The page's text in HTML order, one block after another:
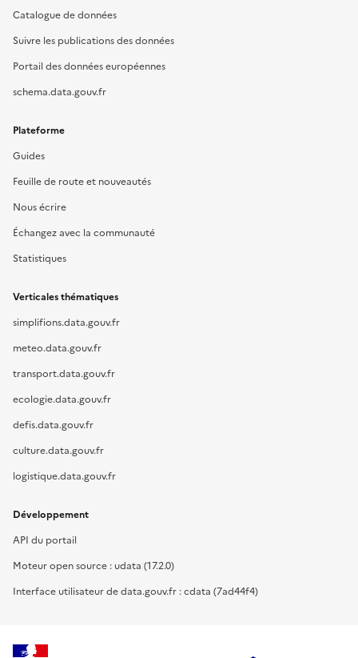
Catalogue de données
Suivre les publications des données
Portail des données européennes
schema.data.gouv.fr
Plateforme
Guides
Feuille de route et nouveautés
Nous écrire
Échangez avec la communauté
Statistiques
Verticales thématiques
simplifions.data.gouv.fr
meteo.data.gouv.fr
transport.data.gouv.fr
ecologie.data.gouv.fr
defis.data.gouv.fr
culture.data.gouv.fr
logistique.data.gouv.fr
Développement
API du portail
Moteur open source : udata (17.2.0)
Interface utilisateur de data.gouv.fr : cdata (7ad44f4)